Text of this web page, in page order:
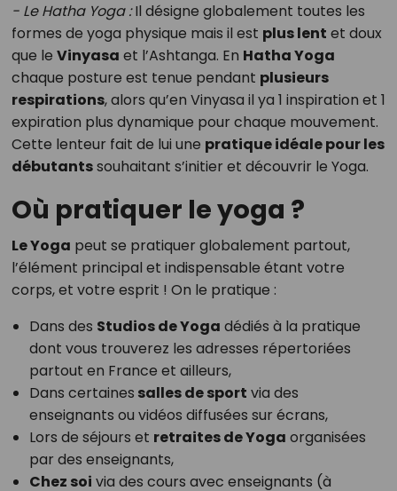
- Le Hatha Yoga :Il désigne globalement toutes les
formes de yoga physique mais il est plus lent et doux
que le Vinyasa et l’Ashtanga. En Hatha Yoga
chaque posture est tenue pendant plusieurs
respirations, alors qu’en Vinyasa il ya 1 inspiration et 1
expiration plus dynamique pour chaque mouvement.
Cette lenteur fait de lui une pratique idéale pour les
débutantssouhaitant s’initier et découvrir le Yoga.
Où pratiquer le yoga ?
Le Yoga peut se pratiquer globalement partout,
l’élément principal et indispensable étant votre
corps, et votre esprit ! On le pratique :
Dans des Studios de Yoga dédiés à la pratique
dont vous trouverez les adresses répertoriées
partout en France et ailleurs,
Dans certaines salles de sport via des
enseignants ou vidéos diffusées sur écrans,
Lors de séjours et retraites de Yoga organisées
par des enseignants,
Chez soi via des cours avec enseignants (à